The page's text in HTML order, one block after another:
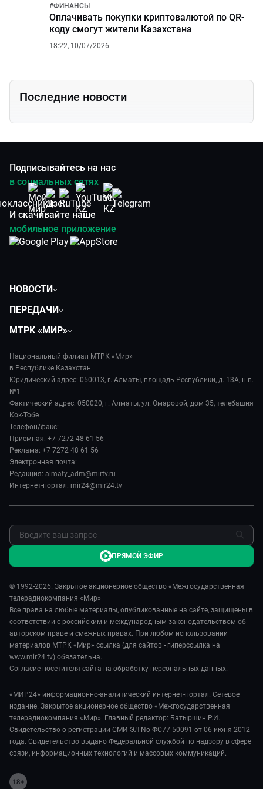
#ФИНАНСЫ
Оплачивать покупки криптовалютой по QR-
коду смогут жители Казахстана
18:22, 10/07/2026
Последние новости
Подписывайтесь на нас
в социальных сетях
И скачивайте наше
мобильное приложение
НОВОСТИ
Экономика
Происшествия
Наука и технологии
Здоровье и медицина
Спорт
Авто
Культура
ПЕРЕДАЧИ
Вместе выгодно
Евразия. Культурно
Евразия. Регионы
Наши иностранцы
Пять причин поехать в...
Сделано в Содружестве
МТРК «МИР»
История
Руководство
Лица мира
Пресса о нас
Карьера
Реклама
Обратная связь
Национальный филиал МТРК «Мир»
в Республике Казахстан
Юридический адрес: 050013, г. Алматы, площадь Республики, д. 13А, н.п.
№1
Фактический адрес: 050020, г. Алматы, ул. Омаровой, дом 35, телебашня
Кок-Тобе
Телефон/факс:
Приемная: +7 7272 48 61 56
Реклама: +7 7272 48 61 56
Электронная почта:
Редакция: almaty_adm@mirtv.ru
Интернет-портал: mir24@mir24.tv
© 1992-2026. Закрытое акционерное общество «Межгосударственная
телерадиокомпания «Мир»
Все права на любые материалы, опубликованные на сайте, защищены в
соответствии с российским и международным законодательством об
авторском праве и смежных правах. При любом использовании
материалов МТРК «Мир» ссылка (для сайтов - гиперссылка на
www.mir24.tv) обязательна.
Согласие посетителя сайта на обработку персональных данных.
«МИР24» информационно-аналитический интернет-портал. Сетевое
издание. Закрытое акционерное общество «Межгосударственная
телерадиокомпания «Мир». Главный редактор: Батыршин Р.И.
Свидетельство о регистрации СМИ ЭЛ No ФС77-50091 от 06 июня 2012
года. Свидетельство выдано Федеральной службой по надзору в сфере
связи, информационных технологий и массовых коммуникаций.
ПРЯМОЙ ЭФИР